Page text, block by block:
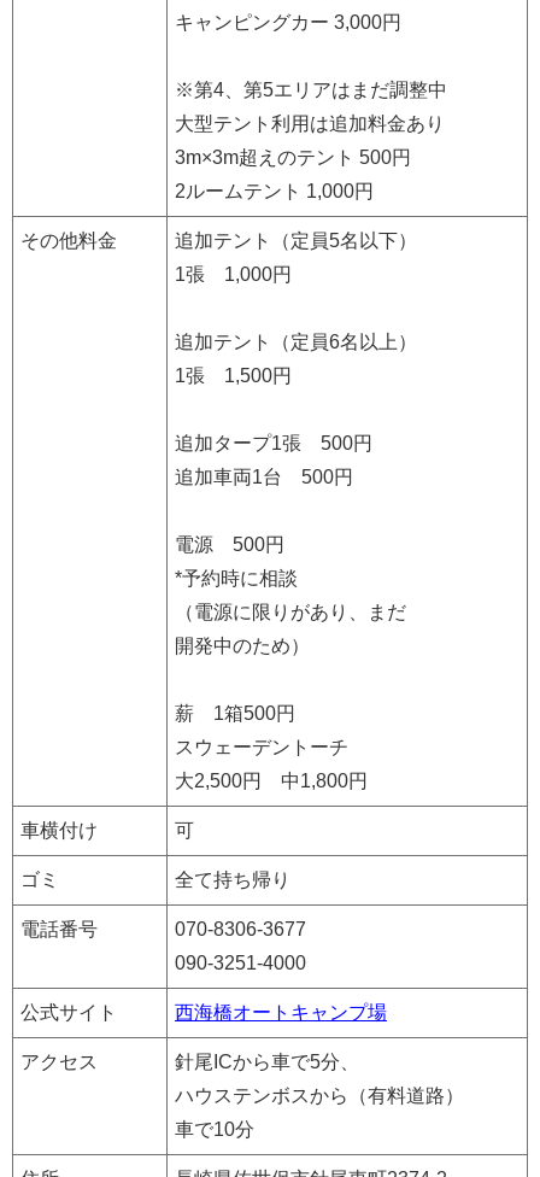
キャンピングカー 3,000円
※第4、第5エリアはまだ調整中
大型テント利用は追加料金あり
3m×3m超えのテント 500円
2ルームテント 1,000円
その他料金
追加テント（定員5名以下）
1張 1,000円
追加テント（定員6名以上）
1張 1,500円
追加タープ1張 500円
追加車両1台 500円
電源 500円
*予約時に相談
（電源に限りがあり、まだ
開発中のため）
薪 1箱500円
スウェーデントーチ
大2,500円 中1,800円
車横付け 可
ゴミ 全て持ち帰り
電話番号
070-8306-3677
090-3251-4000
公式サイト 西海橋オートキャンプ場
アクセス
針尾ICから車で5分、
ハウステンボスから（有料道路）
車で10分